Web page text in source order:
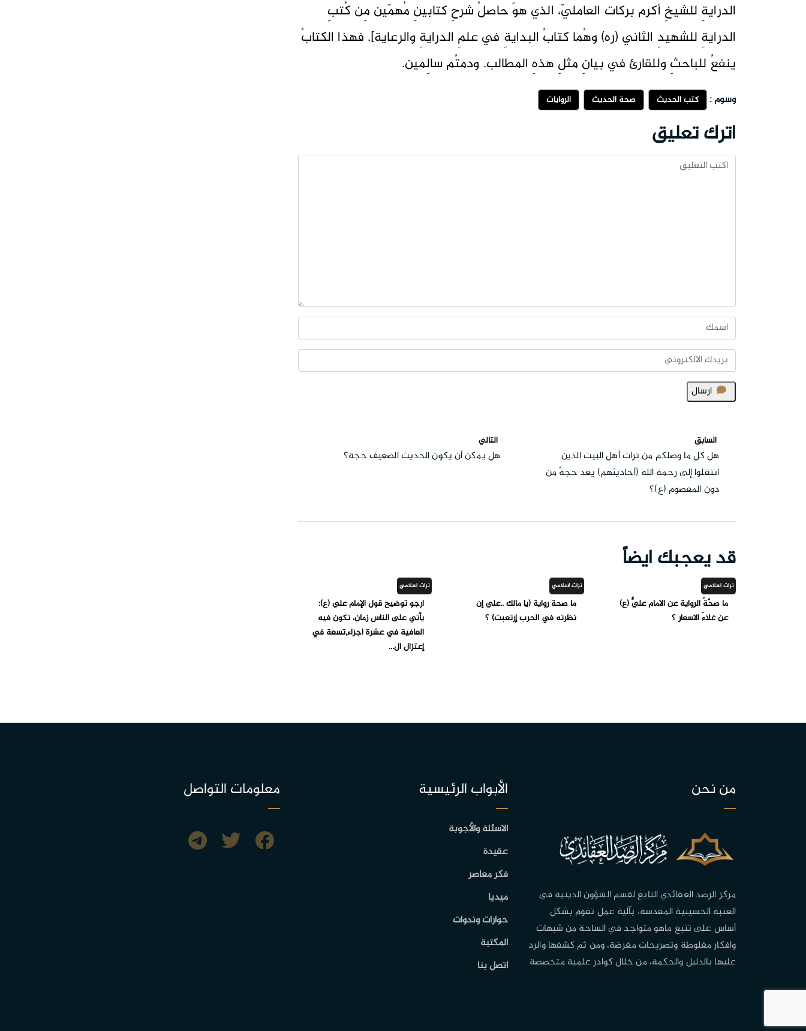
الدرايةِ للشيخِ أكرم بركات العامليّ، الذي هوَ حاصلُ شرحِ كتابينِ مُهمّين مِن كُتبِ
الدرايةِ للشهيدِ الثاني (ره) وهُما كتابُ البدايةِ في علمِ الدرايةِ والرعاية]. فهذا الكتابُ
ينفعُ للباحثِ وللقارئ في بيانِ مثلِ هذهِ المطالب. ودمتُم سالِمين.
وسوم : كتب الحديث صحة الحديث الروايات
اترك تعليق
ارسال
السابق
هل كل ما وصلكم من تراث أهل البيت الذين
انتقلوا إلى رحمة الله (أحاديثهم) يعد حجةً من
دون المعصوم (ع)؟
التالي
هل يمكن أن يكون الحديث الضعيف حجة؟
قد يعجبك ايضاً
تراث اسلامي
ما صحّةُ الرواية عن الامام عليٍّ (ع)
عن غلاءَ الاسعار ؟
تراث اسلامي
ما صحة رواية (يا مالك ..علي إن
نظرته في الحرب إرتعبت) ؟
تراث اسلامي
أرجو توضيح قول الإمام علي (ع):
يأتي على الناس زمان، تكون فيه
العافية في عشرة أجزاء,تسعة في
إعتزال ال...
من نحن
مركز الرصد العقائدي التابع لقسم الشؤون الدينية في
العتبة الحسينية المقدسة، بآلية عمل تقوم بشكل
أساس على تتبع ماهو متواجد في الساحة من شبهات
وافكار مغلوطة وتصريحات مغرضة، ومن ثم كشفها والرد
عليها بالدليل والحكمة، من خلال كوادر علمية متخصصة
الأبواب الرئيسية
الاسئلة والأجوبة
عقيدة
فكر معاصر
ميديا
حوارات وندوات
المكتبة
اتصل بنا
معلومات التواصل